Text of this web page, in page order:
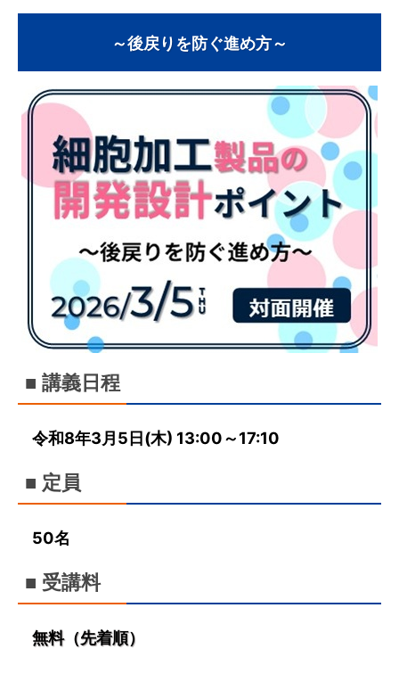
～後戻りを防ぐ進め方～
■ 講義日程
令和8年3月5日(木) 13:00～17:10
■ 定員
50名
■ 受講料
無料（先着順）